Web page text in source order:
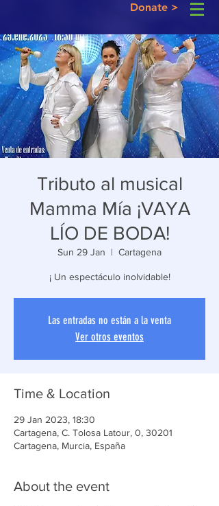
Donate >
Tributo al musical
Mamma Mía ¡VAYA
LÍO DE BODA!
Sun 29 Jan
  |
Cartagena
¡ Un espectáculo inolvidable!
Las entradas no están a la venta
Ver otros eventos
Time & Location
29 Jan 2023, 18:30
Cartagena, C. Tolosa Latour, 0, 30201
Cartagena, Murcia, España
About the event